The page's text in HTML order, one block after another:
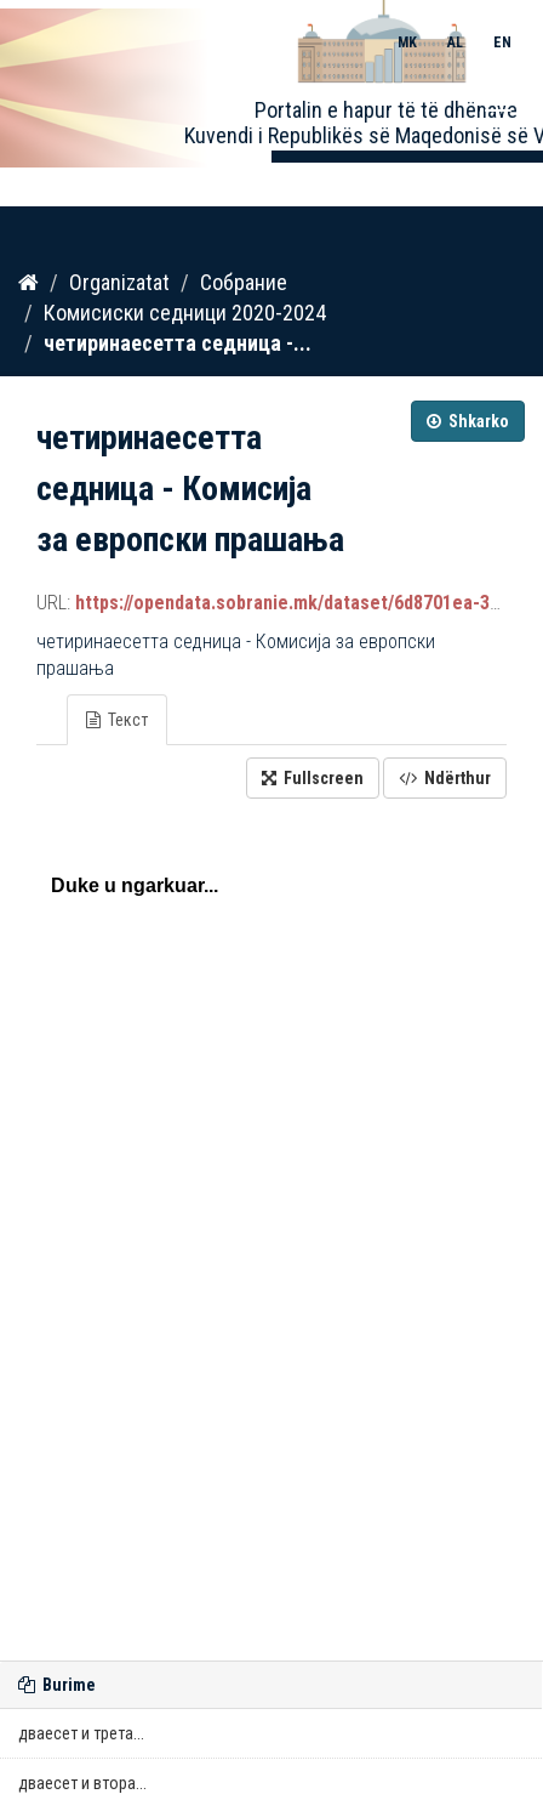
Kalo
përmbajtja
Portalin e hapur të të dhënave
Kuvendi i Republikës së Maqedonisë së
MK AL EN
Toggle
Organizatat
Собрание
Комисиски седници 2020-2024
четиринаесетта седница -...
Shkarko
четиринаесетта
седница - Комисија
за европски прашања
URL: https://opendata.sobranie.mk/dataset/6d8701ea-3a42-465d-8f88-639bc6dc1a8e/resource/e07d4bf2-2543-4b0a-85ff-87a07929e785/download/komisiski_sednici.json
четиринаесетта седница - Комисија за европски
прашања
Текст
Fullscreen Ndërthur
Burime
дваесет и трета...
дваесет и втора...